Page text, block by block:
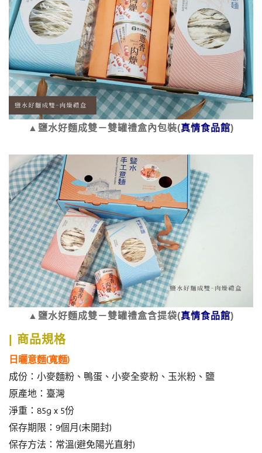
▲鹽水好麵成雙－雙罐禮盒內包裝(真情食品館)
▲鹽水好麵成雙－雙罐禮盒含提袋(真情食品館)
| 商品規格
日曬意麵(寬麵)
成份：小麥麵粉、鴨蛋、小麥全麥粉、玉米粉、鹽
原產地：臺灣
淨重：85g x 5份
保存期限：9個月(未開封)
保存方法：常溫(避免陽光直射)